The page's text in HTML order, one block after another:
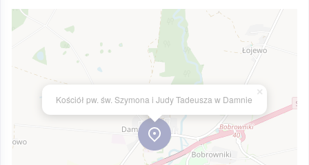
Kościół pw. św. Szymona i Judy Tadeusza w Damnie
×